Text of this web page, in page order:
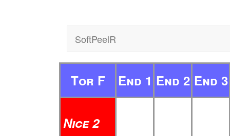
SoftPeelR
Tor F End 1 End 2 End 3
Nice 2